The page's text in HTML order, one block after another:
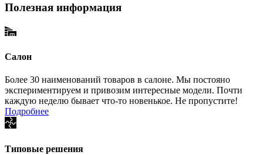
Полезная информация
Салон
Более 30 наименований товаров в салоне. Мы постояно
экспериментируем и привозим интересные модели. Почти
каждую неделю бывает что-то новенькое. Не пропустите!
Подробнее
Типовые решения